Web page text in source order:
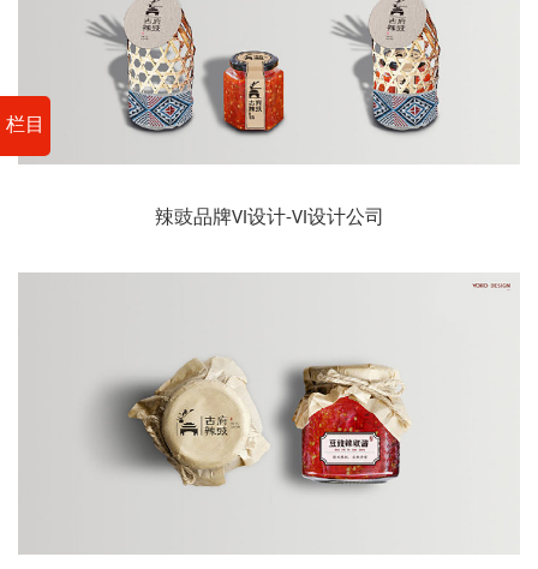
栏目
辣豉品牌VI设计-VI设计公司